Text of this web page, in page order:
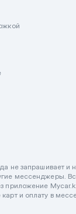
не запрашивает и
мессенджеры.
приложение
и оплату в